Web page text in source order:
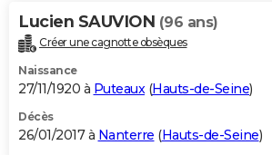
Lucien SAUVION (96 ans)
Créer une cagnotte obsèques
Naissance
27/11/1920 à Puteaux(Hauts-de-Seine)
Décès
26/01/2017 à Nanterre (Hauts-de-Seine)